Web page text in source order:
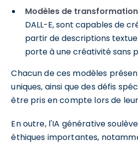
Modèles de
DALL-E, sont capables de
partir de descriptions
porte à une créativité sans
Chacun de ces modèles
uniques, ainsi que des défis
être pris en compte lors de
En outre, l'IA générative
éthiques importantes,